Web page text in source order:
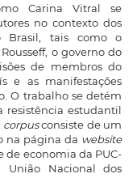
Carina Vitral se
no contexto dos
Brasil, tais como o
o governo do
de membros do
e as manifestações
O trabalho se detém
resistência estudantil
corpusconsiste de um
na página da website
de economia da PUC-
União Nacional dos